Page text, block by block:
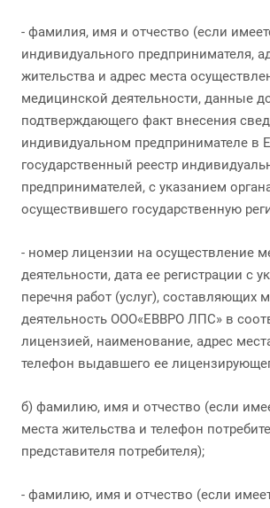
- фамилия, имя и отчество (если
индивидуального предпринимателя,
жительства и адрес места
медицинской деятельности, данные
подтверждающего факт внесения
индивидуальном предпринимателе в
государственный реестр
предпринимателей, с указанием
осуществившего государственную
- номер лицензии на осуществление
деятельности, дата ее регистрации с
перечня работ (услуг), составляющих
деятельность ООО«ЕВВРО ЛПС» в
лицензией, наименование, адрес
телефон выдавшего ее
б) фамилию, имя и отчество (если
места жительства и телефон
представителя потребителя);
- фамилию, имя и отчество (если